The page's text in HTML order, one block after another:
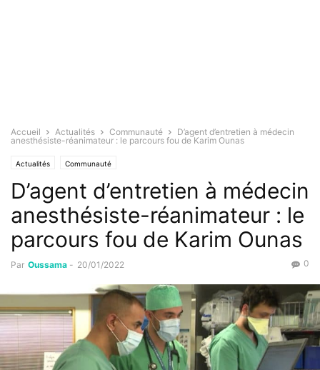
Accueil Actualités Communauté
D’agent d’entretien à médecin
anesthésiste-réanimateur : le parcours fou de Karim Ounas
Actualités Communauté
D’agent d’entretien à médecin
anesthésiste-réanimateur : le
parcours fou de Karim Ounas
Par Oussama - 20/01/2022 0